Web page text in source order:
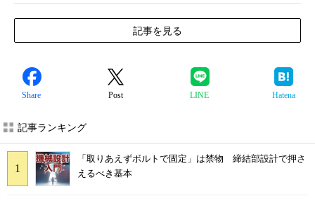
記事を見る
Share Post LINE Hatena
記事ランキング
「取りあえずボルトで固定」は禁物 締結部設計で押さ
えるべき基本